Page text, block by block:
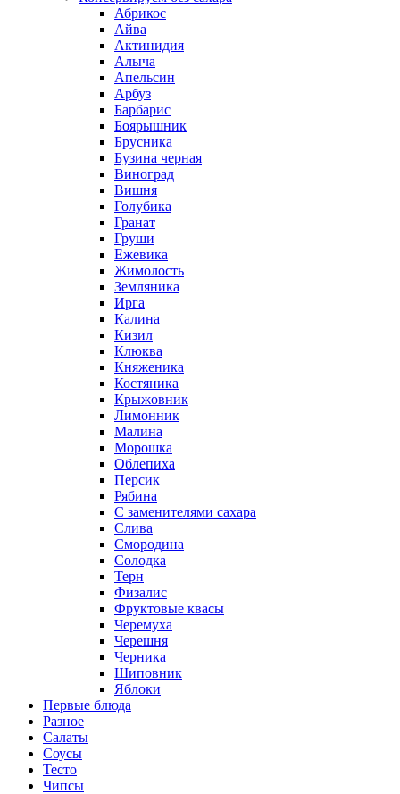
Абрикос
Айва
Актинидия
Алыча
Апельсин
Арбуз
Барбарис
Боярышник
Брусника
Бузина черная
Виноград
Вишня
Голубика
Гранат
Груши
Ежевика
Жимолость
Земляника
Ирга
Калина
Кизил
Клюква
Княженика
Костяника
Крыжовник
Лимонник
Малина
Морошка
Облепиха
Персик
Рябина
С заменителями сахара
Слива
Смородина
Солодка
Терн
Физалис
Фруктовые квасы
Черемуха
Черешня
Черника
Шиповник
Яблоки
Первые блюда
Разное
Салаты
Соусы
Тесто
Чипсы